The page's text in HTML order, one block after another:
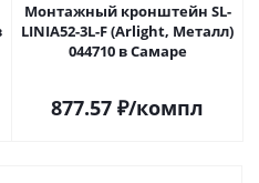
Монтажный кронштейн SL-
LINIA52-3L-F (Arlight, Металл)
044710 в Самаре
877.57 ₽/компл